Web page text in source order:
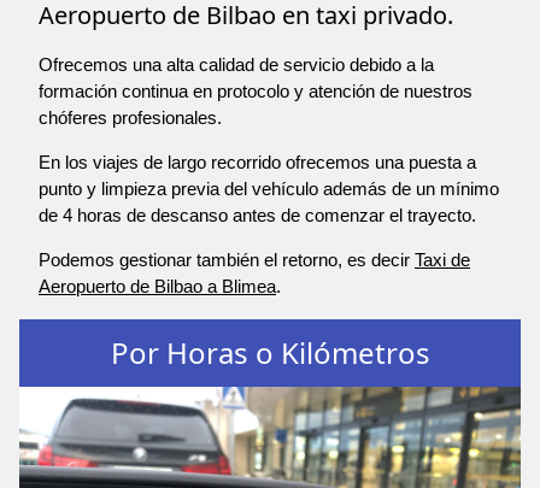
Aeropuerto de Bilbao en taxi privado.
Ofrecemos una alta calidad de servicio debido a la
formación continua en protocolo y atención de nuestros
chóferes profesionales.
En los viajes de largo recorrido ofrecemos una puesta a
punto y limpieza previa del vehículo además de un mínimo
de 4 horas de descanso antes de comenzar el trayecto.
Podemos gestionar también el retorno, es decir Taxi de
Aeropuerto de Bilbao a Blimea.
Por Horas o Kilómetros